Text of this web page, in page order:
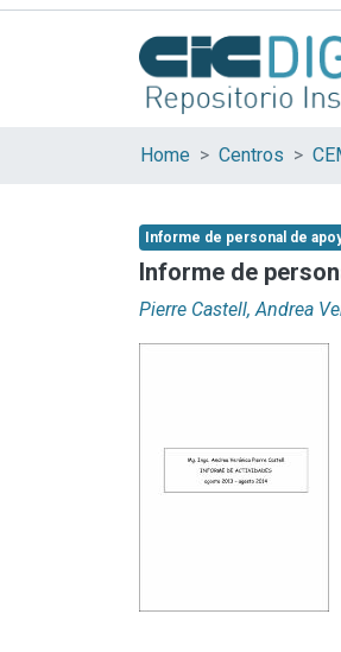
Home Centros
Informe de personal de
Informe de
Pierre Castell, Andrea